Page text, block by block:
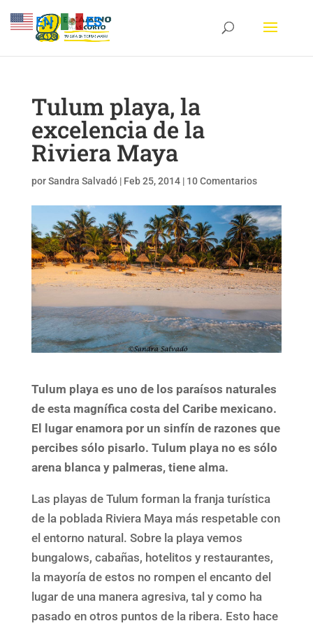
Tulum playa, la
excelencia de la
Riviera Maya
porSandra Salvadó| Feb 25, 2014| 10 Comentarios
Tulum playa es uno de los paraísos naturales
de esta magnífica costa del Caribe mexicano.
El lugar enamora por un sinfín de razones que
percibes sólo pisarlo. Tulum playa no es sólo
arena blanca y palmeras, tiene alma.
Las playas de Tulum forman la franja turística
de la poblada Riviera Maya más respetable con
el entorno natural. Sobre la playa vemos
bungalows, cabañas, hotelitos y restaurantes,
la mayoría de estos no rompen el encanto del
lugar de una manera agresiva, tal y como ha
pasado en otros puntos de la ribera. Esto hace
EN ES